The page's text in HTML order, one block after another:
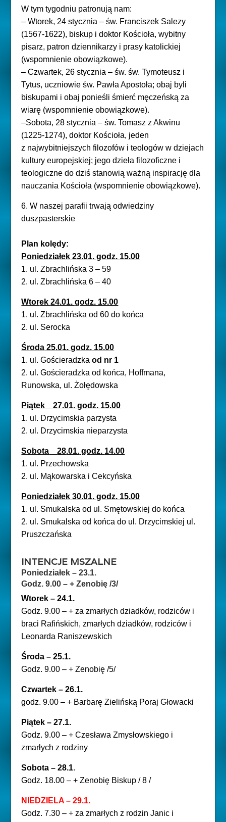
W tym tygodniu patronują nam:
– Wtorek, 24 stycznia – św. Franciszek Salezy
(1567-1622), biskup i doktor Kościoła, wybitny
pisarz, patron dziennikarzy i prasy katolickiej
(wspomnienie obowiązkowe).
–Czwartek, 26 stycznia – św. św. Tymoteusz i
Tytus, uczniowie św. Pawła Apostoła; obaj byli
biskupami i obaj ponieśli śmierć męczeńską za
wiarę (wspomnienie obowiązkowe).
–Sobota, 28 stycznia – św. Tomasz z Akwinu
(1225-1274), doktor Kościoła, jeden
z najwybitniejszych filozofów i teologów w dziejach
kultury europejskiej; jego dzieła filozoficzne i
teologiczne do dziś stanowią ważną inspirację dla
nauczania Kościoła (wspomnienie obowiązkowe).
6. W naszej parafii trwają odwiedziny
duszpasterskie
Plan kolędy:
Poniedziałek 23.01. godz. 15.00
1. ul. Zbrachlińska 3 – 59
2. u l.Zbrachlińska 6 – 40
Wtorek24.01. godz. 15.00
1. ul. Zbrachlińskaod 60do końca
2. ul. Serocka
Środa 25.01. godz. 15.00
1. ul. Gościeradzka od nr 1
2. ul. Gościeradzka od końca, Hoffmana,
Runowska, ul. Żołędowska
Piątek 27.01.godz. 15.00
1. ul. Drzycimskia parzysta
2. ul. Drzycimskia nieparzysta
Sobota 28.01. godz. 14.00
1. ul. Przechowska
2. ul. Mąkowarska i Cekcyńska
Poniedziałek 30.01. godz. 15.00
1. ul. Smukalska od ul. Smętowskiej do końca
2. ul. Smukalska od końca do ul. Drzycimskiej ul.
Pruszczańska
INTENCJE MSZALNE
Poniedziałek – 23.1.
Godz. 9.00 – + Zenobię /3/
Wtorek – 24.1.
Godz. 9.00 – + za zmarłych dziadków, rodziców i
braci Rafińskich, zmarłych dziadków, rodziców i
Leonarda Raniszewskich
Środa – 25.1.
Godz. 9.00 – + Zenobię /5/
Czwartek – 26.1.
godz. 9.00 – + Barbarę Zielińską Poraj Głowacki
Piątek – 27.1.
Godz. 9.00 – + Czesława Zmysłowskiego i
zmarłych z rodziny
Sobota – 28.1.
Godz. 18.00 – + Zenobię Biskup / 8 /
NIEDZIELA – 29.1.
Godz. 7.30 – + za zmarłych z rodzin Janic i